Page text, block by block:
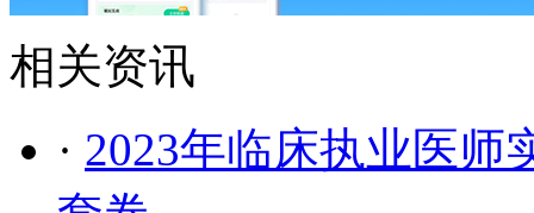
相关资讯
· 2023年临床执业医师